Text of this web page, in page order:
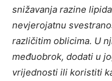
snižavanja razine
nevjerojatnu
različitim oblicima. U
međuobrok, dodati u
vrijednosti ili koristiti